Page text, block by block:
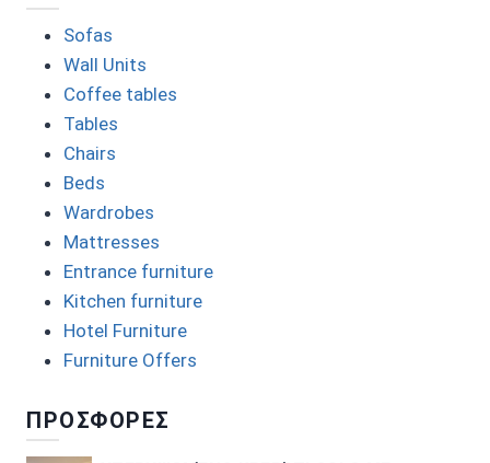
Sofas
Wall Units
Coffee tables
Tables
Chairs
Beds
Wardrobes
Mattresses
Entrance furniture
Kitchen furniture
Hotel Furniture
Furniture Offers
ΠΡΟΣΦΟΡΕΣ